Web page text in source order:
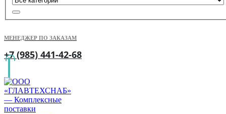
МЕНЕДЖЕР ПО ЗАКАЗАМ
+7 (985) 441-42-68